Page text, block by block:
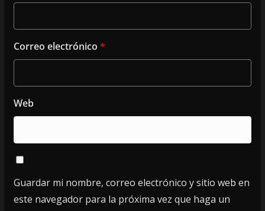
Correo electrónico *
Web
Guardar mi nombre, correo electrónico y sitio web en
este navegador para la próxima vez que haga un